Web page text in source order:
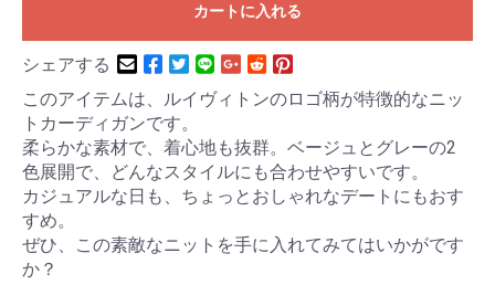
カートに入れる
シェアする
このアイテムは、ルイヴィトンのロゴ柄が特徴的なニッ
トカーディガンです。
柔らかな素材で、着心地も抜群。ベージュとグレーの2
色展開で、どんなスタイルにも合わせやすいです。
カジュアルな日も、ちょっとおしゃれなデートにもおす
すめ。
ぜひ、この素敵なニットを手に入れてみてはいかがです
か？